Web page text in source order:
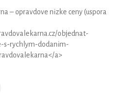
– opravdove nizke ceny (uspora
objednat-
s-rychlym-dodanim-
a>